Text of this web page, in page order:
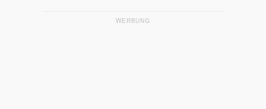
WERBUNG